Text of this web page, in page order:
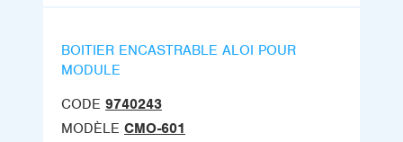
BOITIER ENCASTRABLE ALOI POUR
MODULE
CODE 9740243
MODÈLE CMO-601